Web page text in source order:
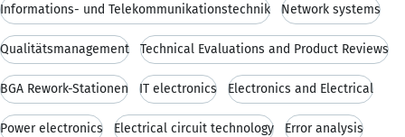
Informations- und Telekommunikationstechnik Network systems
Qualitätsmanagement Technical Evaluations and Product Reviews
BGA Rework-Stationen IT electronics Electronics and Electrical
Power electronics Electrical circuit technology Error analysis